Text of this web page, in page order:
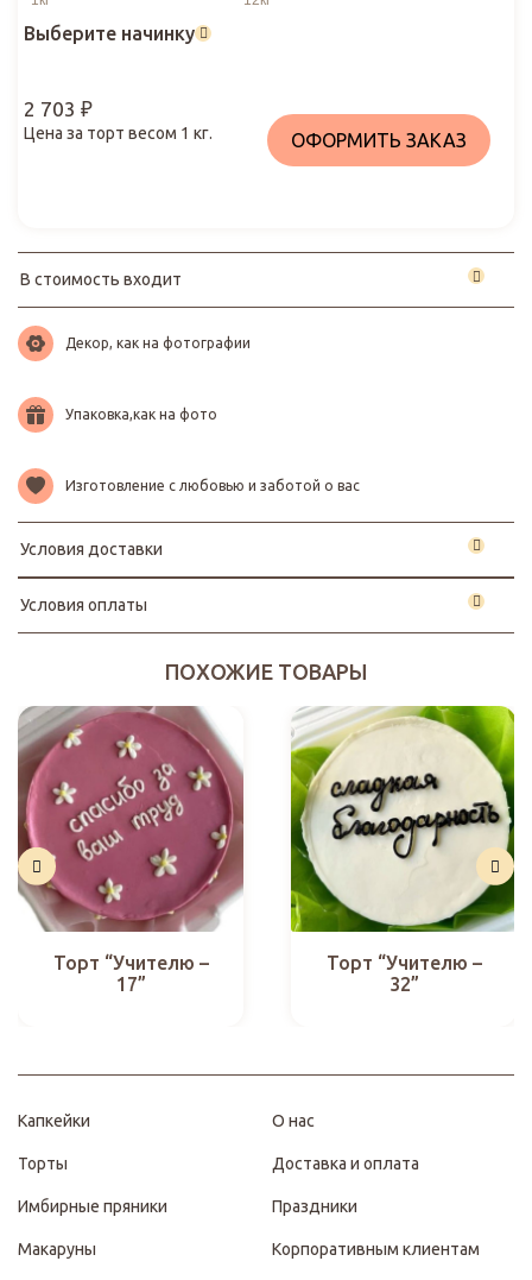
Выберите начинку
2 703 ₽
Цена за торт весом 1 кг. ОФОРМИТЬ ЗАКАЗ
В стоимость входит
Декор, как на фотографии
Упаковка,как на фото
Изготовление с любовью и заботой о вас
Условия доставки
Условия оплаты
ПОХОЖИЕ ТОВАРЫ
Торт “Учителю –
17”
Торт “Учителю –
32”
Капкейки
Торты
Имбирные пряники
Макаруны
О нас
Доставка и оплата
Праздники
Корпоративным клиентам